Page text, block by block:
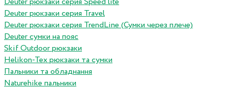
Deuter рюкзаки серия Travel
Deuter рюкзаки серия TrendLine (Сумки через плече)
Deuter сумки на пояс
Skif Outdoor рюкзаки
Helikon-Tex рюкзаки та сумки
Пальники та обладнання
Naturehike пальники